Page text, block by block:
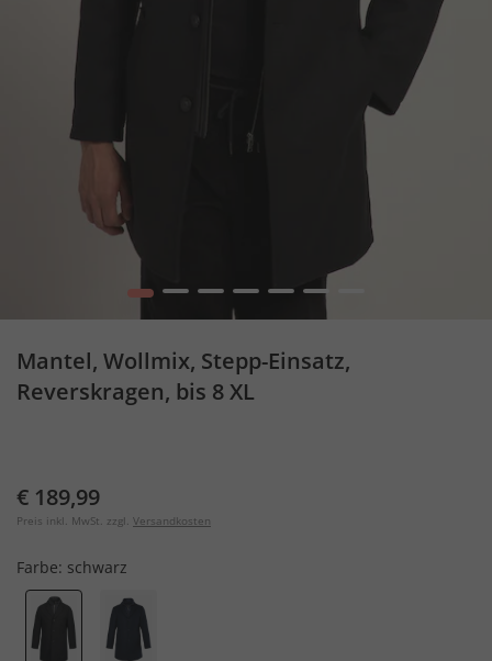
1 2 3 4 5 6
Mantel, Wollmix, Stepp-Einsatz,
Reverskragen, bis 8 XL
€ 189,99
Preis inkl. MwSt. zzgl. Versandkosten
Farbe: schwarz